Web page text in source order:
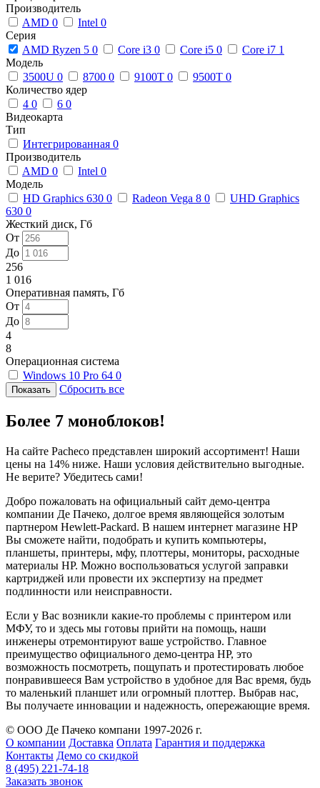
Производитель
AMD 0 Intel 0
Серия
AMD Ryzen 5 0 Core i3 0 Core i5 0 Core i7 1
Модель
3500U 0 8700 0 9100T 0 9500T 0
Количество ядер
4 0 6 0
Видеокарта
Тип
Интегрированная 0
Производитель
AMD 0 Intel 0
Модель
HD Graphics 630 0 Radeon Vega 8 0
UHD Graphics
630 0
Жесткий диск, Гб
От
До
256
1 016
Оперативная память, Гб
От
До
4
8
Операционная система
Windows 10 Pro 64 0
Сбросить все
Более 7 моноблоков!
На сайте Pacheco представлен широкий ассортимент! Наши
цены на 14% ниже. Наши условия действительно выгодные.
Не верите? Убедитесь сами!
Добро пожаловать на официальный сайт демо-центра
компании Де Пачеко, долгое время являющейся золотым
партнером Hewlett-Packard. В нашем интернет магазине HP
Вы сможете найти, подобрать и купить компьютеры,
планшеты, принтеры, мфу, плоттеры, мониторы, расходные
материалы HP. Можно воспользоваться услугой заправки
картриджей или провести их экспертизу на предмет
подлинности или неисправности.
Если у Вас возникли какие-то проблемы с принтером или
МФУ, то и здесь мы готовы прийти на помощь, наши
инженеры отремонтируют ваше устройство. Главное
преимущество официального демо-центра HP, это
возможность посмотреть, пощупать и протестировать любое
понравившееся Вам устройство в удобное для Вас время, будь
то маленький планшет или огромный плоттер. Выбрав нас,
Вы получаете инновации и надежность, опережающие время.
© ООО Де Пачеко компани 1997-2026 г.
О компании Доставка Оплата Гарантия и поддержка
Контакты Демо со скидкой
8 (495) 221-74-18
Заказать звонок